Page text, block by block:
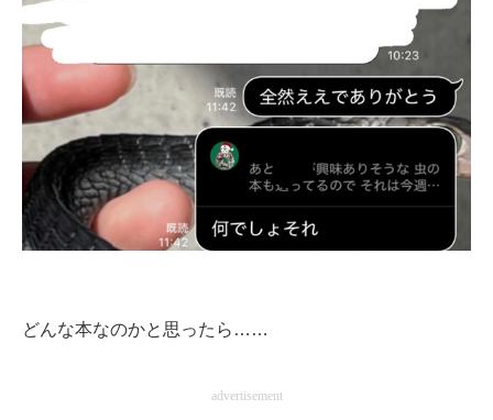
マーケ×ITの今がよく分かる
ITエンジニア向け専門サイト
企業向けIT製品の総合サイト
IT製品の技術・比較・事例
モノづくり技術者専門サイト
どんな本なのかと思ったら……
advertisement